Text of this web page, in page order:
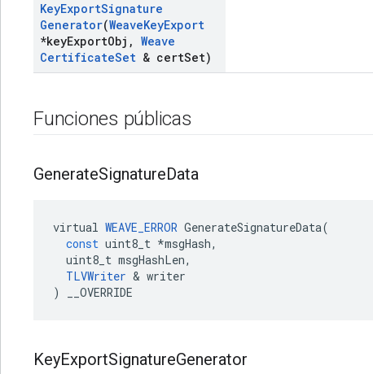
KeyExportSignature
Generator(WeaveKeyExport
*keyExportObj , Weave
CertificateSet & certSet)
Funciones públicas
GenerateSignatureData
virtual WEAVE_ERROR GenerateSignatureData(
const uint8_t *msgHash,
uint8_t msgHashLen,
TLVWriter & writer
)
__OVERRIDE
KeyExportSignatureGenerator